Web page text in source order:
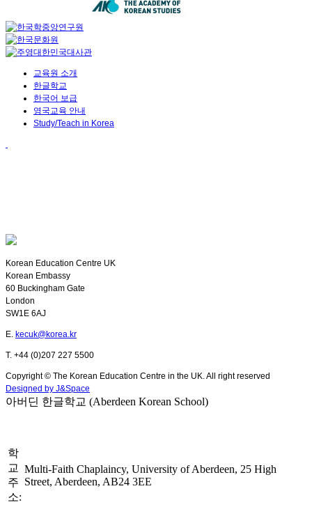
교육원 소개
한글학교
한국어 보급
영국교육 안내
Study/Teach in Korea
Korean Education Centre UK
Korean Embassy
60 Buckingham Gate
London
SW1E 6AJ
E. kecuk@korea.kr
T. +44 (0)207 227 5500
Copyright © The Korean Education Centre in the UK. All right reserved
Designed by J&Space
아버딘 한글학교 (Aberdeen Korean School)
학
교
주
소:
Multi-Faith Chaplaincy, University of Aberdeen, 25 High
Street, Aberdeen, AB24 3EE